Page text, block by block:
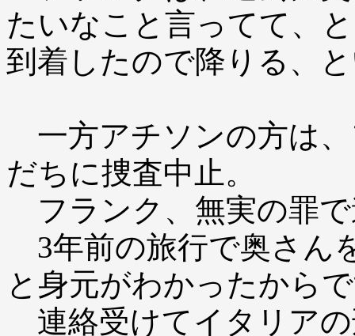
たいなこと言ってて、
到着したので降りる、
一方アチソンの方は
だちに捜査中止。
フランク、無実の罪
3年前の旅行で奥さん
と身元がわかったから
連絡受けてイタリア